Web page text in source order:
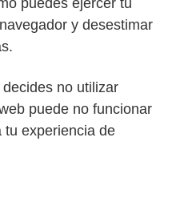
puedes ejercer tu
y desestimar
no utilizar
puede no funcionar
tu experiencia de